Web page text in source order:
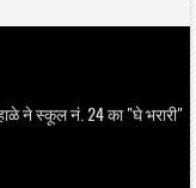
ने स्कूल नं. 24 का "घे भरारी"